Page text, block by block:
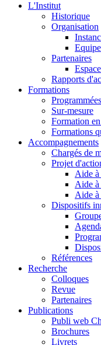
L'Institut
Historique
Organisation
Equipe
Partenaires
Rapports
Formations
Programmées
Sur-mesure
Formation
Formations
Accompagnements
Chargés de
Projet
Aide
Aide
Aide
Dispositifs
Références
Recherche
Colloques
Revue
Partenaires
Publications
Publi web
Brochures
Livrets